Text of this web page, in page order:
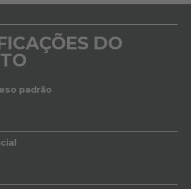
DO
padrão